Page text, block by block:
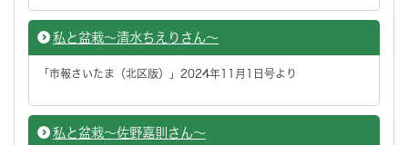
私と盆栽～清水ちえりさん～
「市報さいたま（北区版）」2024年11月1日号より
私と盆栽～佐野嘉則さん～